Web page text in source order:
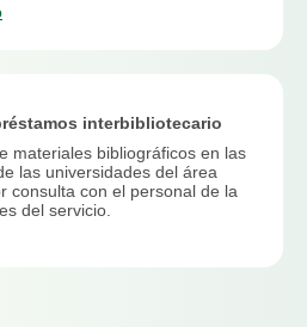
interbibliotecario
materiales bibliográficos en las
las universidades del área
consulta con el personal de la
del servicio.